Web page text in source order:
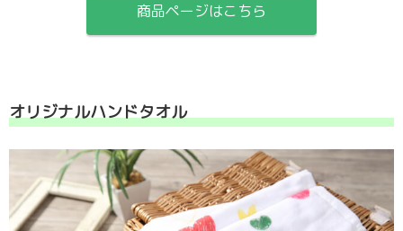
商品ページはこちら
オリジナルハンドタオル